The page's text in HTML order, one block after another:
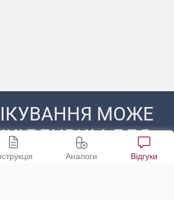
Аналоги Відгуки
МОЖЕ
ДЛЯ
ЗДОРОВ’Я